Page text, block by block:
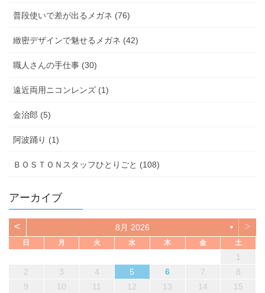
普段使いで差が出るメガネ (76)
緻密デザインで魅せるメガネ (42)
職人さんの手仕事 (30)
遠近両用ニコンレンズ (1)
金治郎 (5)
阿波踊り (1)
ＢＯＳＴＯＮスタッフひとりごと (108)
アーカイブ
< 8月 2026 ▼ >
日 月 火 水 木 金 土
1
2
3 4 5 6 7
8
9
10 11 12 13 14 15